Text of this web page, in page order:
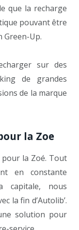
que la recharge
pouvant être
Green-Up.
sur des
de grandes
de la marque
la Zoe
pour la Zoé. Tout
en constante
capitale, nous
la fin d’Autolib’.
solution pour